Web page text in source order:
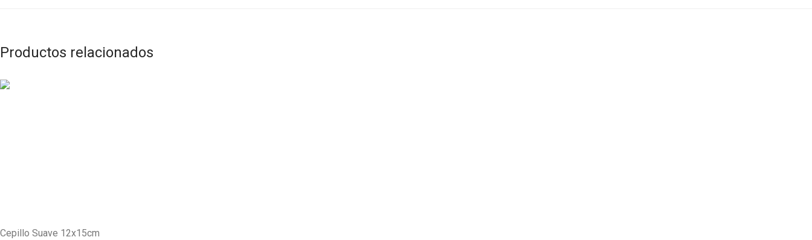
Productos relacionados
Cepillo Suave 12x15cm